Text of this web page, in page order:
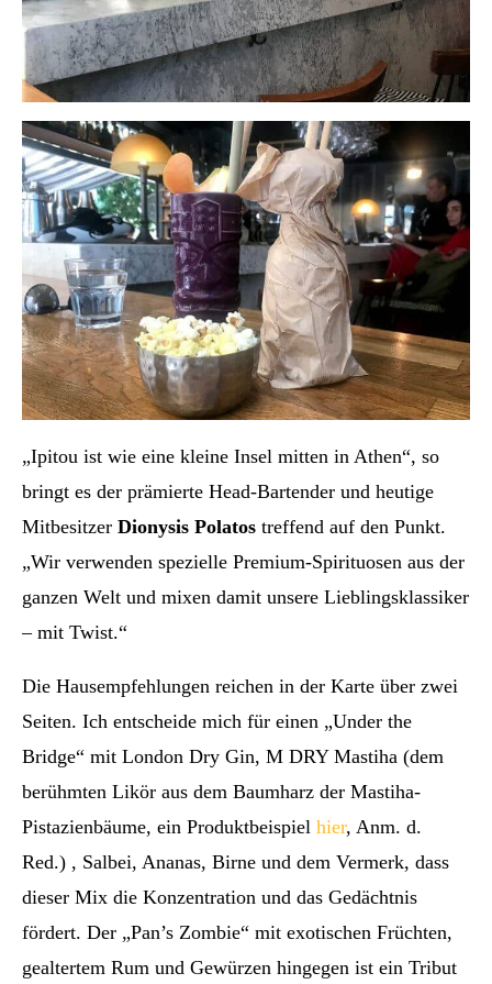
„Ipitou ist wie eine kleine Insel mitten in Athen“, so
bringt es der prämierte Head-Bartender und heutige
Mitbesitzer Dionysis Polatos treffend auf den Punkt.
„Wir verwenden spezielle Premium-Spirituosen aus der
ganzen Welt und mixen damit unsere Lieblingsklassiker
– mit Twist.“
Die Hausempfehlungen reichen in der Karte über zwei
Seiten. Ich entscheide mich für einen „Under the
Bridge“ mit London Dry Gin, M DRY Mastiha (dem
berühmten Likör aus dem Baumharz der Mastiha-
Pistazienbäume, ein Produktbeispiel hier, Anm. d.
Red.) , Salbei, Ananas, Birne und dem Vermerk, dass
dieser Mix die Konzentration und das Gedächtnis
fördert. Der „Pan’s Zombie“ mit exotischen Früchten,
gealtertem Rum und Gewürzen hingegen ist ein Tribut